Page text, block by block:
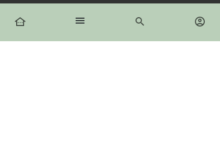
other_houses menu search account_circle
Informasjonskapsler
facebook